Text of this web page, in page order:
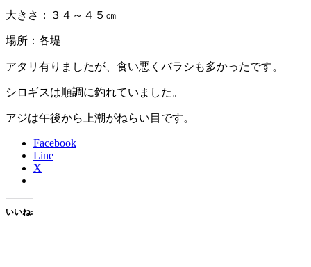
大きさ：３４～４５㎝
場所：各堤
アタリ有りましたが、食い悪くバラシも多かったです。
シロギスは順調に釣れていました。
アジは午後から上潮がねらい目です。
Facebook
Line
X
いいね: